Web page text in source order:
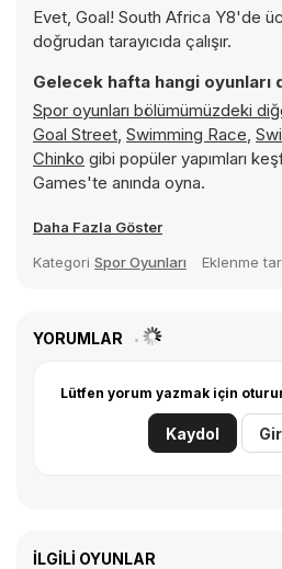
Evet, Goal! South Africa Y8'de
doğrudan tarayıcıda çalışır.
Gelecek hafta hangi
Spor oyunları bölümümüzdeki
Goal Street, Swimming Race,
Chinko gibi popüler yapımları
Games'te anında oyna.
Daha Fazla Göster
Kategori Spor Oyunları Eklenme
YORUMLAR
Lütfen yorum yazmak için
Kaydol
İLGILI OYUNLAR